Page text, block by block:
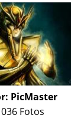
PicMaster
Fotos